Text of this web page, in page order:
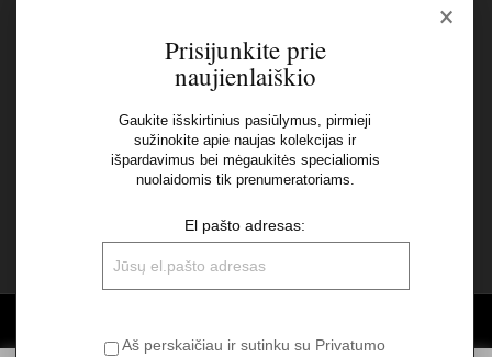
Naujienlaiškis
Aš perskaičiau ir sutinku su Privatumo Politikos
×
Prisijunkite prie
naujienlaiškio
Gaukite išskirtinius pasiūlymus, pirmieji
sužinokite apie naujas kolekcijas ir
išpardavimus bei mėgaukitės specialiomis
nuolaidomis tik prenumeratoriams.
El pašto adresas:
Aš perskaičiau ir sutinku su Privatumo